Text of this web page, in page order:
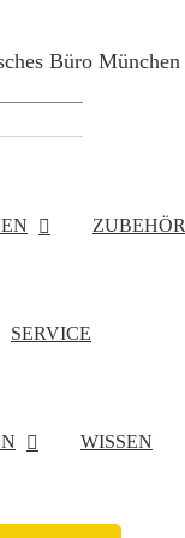
ZUBEHÖR
SERVICE
WISSEN